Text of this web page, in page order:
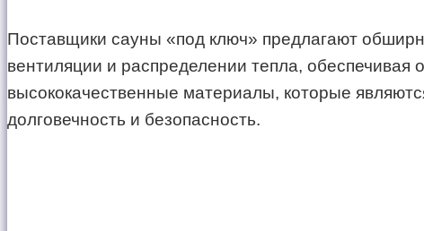
Поставщики сауны «под ключ» предлагают
вентиляции и распределении тепла, обеспечивая
высококачественные материалы, которые
долговечность и безопасность.